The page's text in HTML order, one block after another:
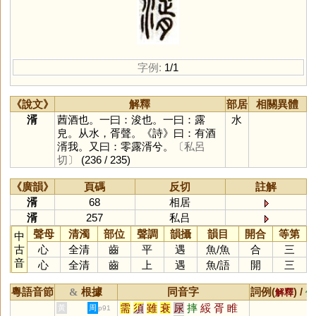
字例: 1/1
《說文》 解釋 部居
相關異體
湑
莤酒也。一曰：浚也。一曰：露
皃。从水，胥聲。《詩》曰：有酒
湑我。又曰：零露湑兮。
〔私呂
切〕
(236 / 235)
水
《廣韻》 頁碼 反切
註解
湑
68
相居
湑
257
私吕
中
古
音
聲母 清濁 部位 聲調 韻攝 韻目 開合
等第
心
全清 齒 平 遇 魚/魚 合
三
心
全清 齒 上 遇 魚/語 開 三
粵語音節 & 根據 同音字 詞例(解釋) /
黃 周 p91 需 須 雖 衰 尿 摔 綏 胥 睢